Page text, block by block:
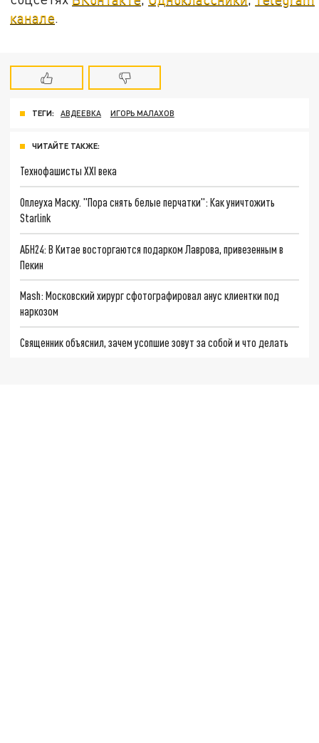
канале.
ТЕГИ: АВДЕЕВКА ИГОРЬ МАЛАХОВ
ЧИТАЙТЕ ТАКЖЕ:
Технофашисты XXI века
Оплеуха Маску. "Пора снять белые перчатки": Как уничтожить
Starlink
АБН24: В Китае восторгаются подарком Лаврова, привезенным в
Пекин
Mash: Московский хирург сфотографировал анус клиентки под
наркозом
Священник объяснил, зачем усопшие зовут за собой и что делать